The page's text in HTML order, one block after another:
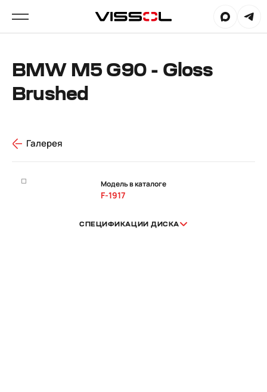
BMW M5 G90 - Gloss
Brushed
Галерея
Модель в каталоге
F-1917
СПЕЦИФИКАЦИИ ДИСКА